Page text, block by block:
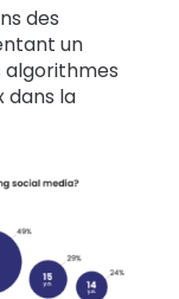
des
un
algorithmes
dans la